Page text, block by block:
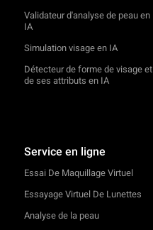
Validateur d'analyse de peau en
IA
Simulation visage en IA
Détecteur de forme de visage et
de ses attributs en IA
Service en ligne
Essai De Maquillage Virtuel
Essayage Virtuel De Lunettes
Analyse de la peau